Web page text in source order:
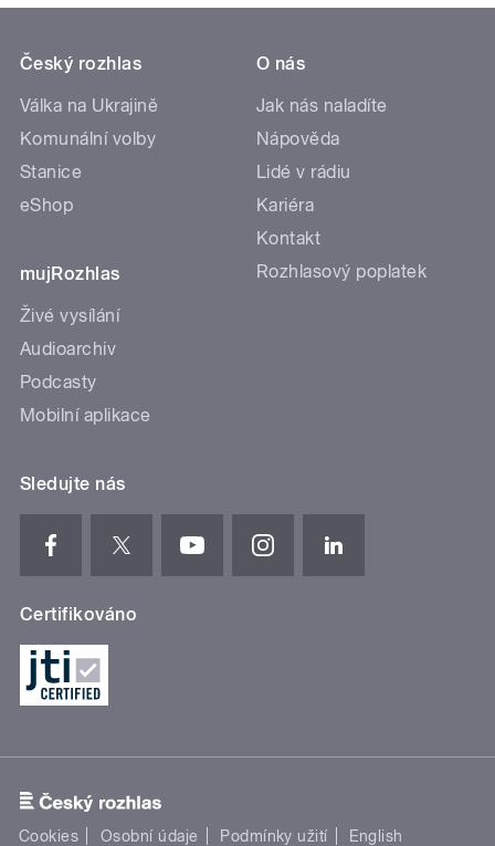
Český rozhlas
Válka na Ukrajině
Komunální volby
Stanice
eShop
mujRozhlas
Živé vysílání
Audioarchiv
Podcasty
Mobilní aplikace
O nás
Jak nás naladíte
Nápověda
Lidé v rádiu
Kariéra
Kontakt
Rozhlasový poplatek
Sledujte nás
Certifikováno
Cookies Osobní údaje Podmínky užití English